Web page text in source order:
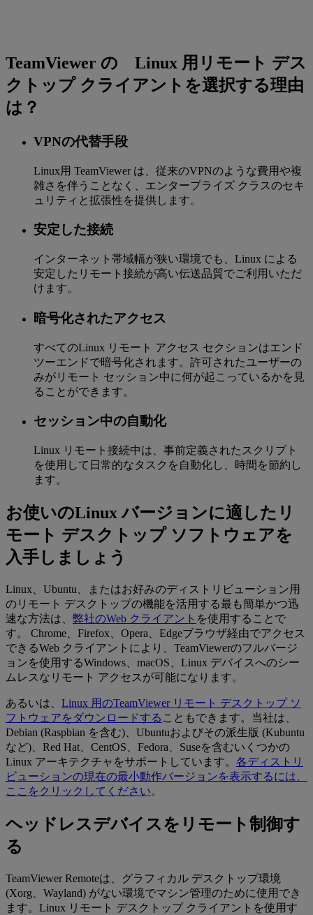
TeamViewer の Linux 用リモート デス
クトップ クライアントを選択する理由
は？
VPNの代替手段
Linux用 TeamViewer は、従来のVPNのような費用や複
雑さを伴うことなく、エンタープライズ クラスのセキ
ュリティと拡張性を提供します。
安定した接続
インターネット帯域幅が狭い環境でも、Linux による
安定したリモート接続が高い伝送品質でご利用いただ
けます。
暗号化されたアクセス
すべてのLinux リモート アクセス セクションはエンド
ツーエンドで暗号化されます。許可されたユーザーの
みがリモート セッション中に何が起こっているかを見
ることができます。
セッション中の自動化
Linux リモート接続中は、事前定義されたスクリプト
を使用して日常的なタスクを自動化し、時間を節約し
ます。
お使いのLinux バージョンに適したリ
モート デスクトップ ソフトウェアを
入手しましょう
Linux、Ubuntu、またはお好みのディストリビューション用
のリモート デスクトップの機能を活用する最も簡単かつ迅
速な方法は、 弊社のWeb クライアント を使用することで
す。 Chrome、Firefox、Opera、Edgeブラウザ経由でアクセス
できるWeb クライアントにより、TeamViewerのフルバージ
ョンを使用するWindows、macOS、Linux デバイスへのシー
ムレスなリモート アクセスが可能になります。
あるいは、 Linux 用のTeamViewer リモート デスクトップ ソ
フトウェアをダウンロードする こともできます。当社は、
Debian (Raspbian を含む)、Ubuntuおよびその派生版 (Kubuntu
など)、Red Hat、CentOS、Fedora、Suseを含むいくつかの
Linux アーキテクチャをサポートしています。 各ディストリ
ビューションの現在の最小動作バージョンを表示するには、
ここをクリックしてください。
ヘッドレスデバイスをリモート制御す
る
TeamViewer Remoteは、グラフィカル デスクトップ環境
(Xorg、Wayland) がない環境でマシン管理のために使用でき
ます。Linux リモート デスクトップ クライアントを使用す